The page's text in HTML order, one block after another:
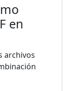
en
archivos